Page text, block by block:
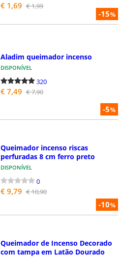
-15%
€ 1,69 € 1,99
-5%
Aladim queimador incenso
DISPONÍVEL
320
€ 7,49 € 7,90
-10%
Queimador incenso riscas
perfuradas 8 cm ferro preto
DISPONÍVEL
0
€ 9,79 € 10,90
Queimador de Incenso Decorado
com tampa em Latão Dourado